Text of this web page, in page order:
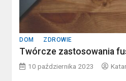
DOM ZDROWIE
Twórcze zastosowania
10 października 2023